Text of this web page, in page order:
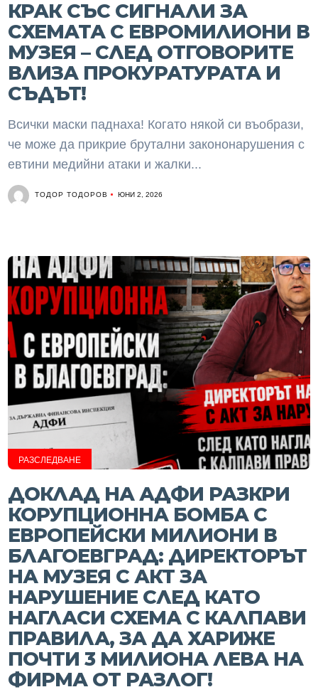
КРАК СЪС СИГНАЛИ ЗА
СХЕМАТА С ЕВРОМИЛИОНИ В
МУЗЕЯ – СЛЕД ОТГОВОРИТЕ
ВЛИЗА ПРОКУРАТУРАТА И
СЪДЪТ!
Всички маски паднаха! Когато някой си въобрази,
че може да прикрие брутални закононарушения с
евтини медийни атаки и жалки...
ТОДОР ТОДОРОВ ЮНИ 2, 2026
РАЗСЛЕДВАНЕ
ДОКЛАД НА АДФИ РАЗКРИ
КОРУПЦИОННА БОМБА С
ЕВРОПЕЙСКИ МИЛИОНИ В
БЛАГОЕВГРАД: ДИРЕКТОРЪТ
НА МУЗЕЯ С АКТ ЗА
НАРУШЕНИЕ СЛЕД КАТО
НАГЛАСИ СХЕМА С КАЛПАВИ
ПРАВИЛА, ЗА ДА ХАРИЖЕ
ПОЧТИ 3 МИЛИОНА ЛЕВА НА
ФИРМА ОТ РАЗЛОГ!